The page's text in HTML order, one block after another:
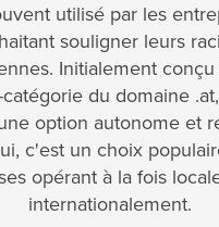
utilisé par les
souligner leurs
Initialement
du domaine
option autonome et
c'est un choix
opérant à la fois
internationalement.